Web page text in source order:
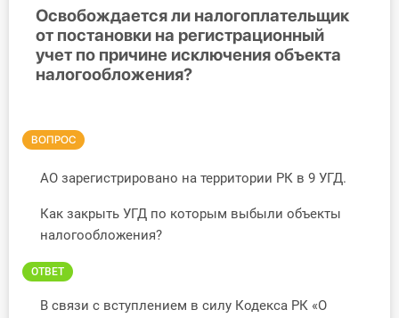
Библиотека бухгалтера
Инструменты
Участник ВЭД
Освобождается ли налогоплательщик
от постановки на регистрационный
учет по причине исключения объекта
налогообложения?
ВОПРОС
АО зарегистрировано на территории РК в 9 УГД.
Как закрыть УГД по которым выбыли объекты
налогообложения?
ОТВЕТ
В связи с вступлением в силу Кодекса РК «О